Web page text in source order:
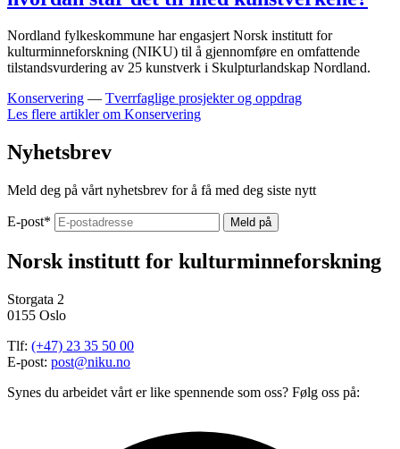
Nordland fylkeskommune har engasjert Norsk institutt for
kulturminneforskning (NIKU) til å gjennomføre en omfattende
tilstandsvurdering av 25 kunstverk i Skulpturlandskap Nordland.
Konservering — Tverrfaglige prosjekter og oppdrag
Les flere artikler om Konservering
Nyhetsbrev
Meld deg på vårt nyhetsbrev for å få med deg siste nytt
E-post*
Norsk institutt for kulturminneforskning
Storgata 2
0155 Oslo
Tlf: (+47) 23 35 50 00
E-post: post@niku.no
Synes du arbeidet vårt er like spennende som oss? Følg oss på: